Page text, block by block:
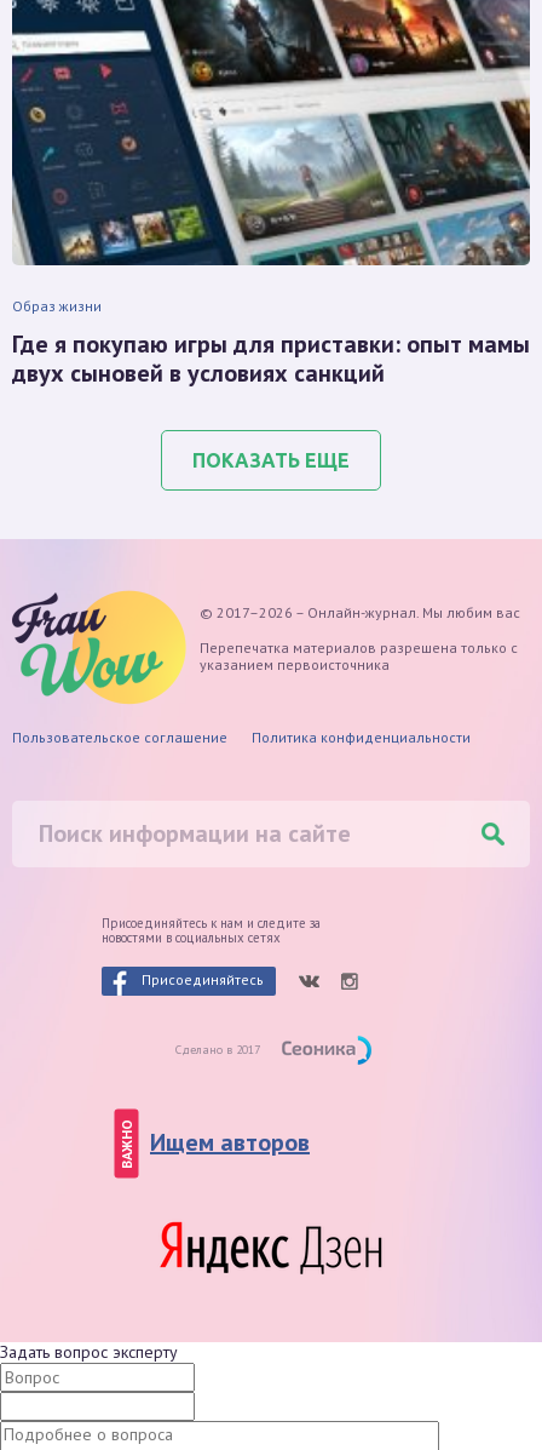
Образ жизни
Где я покупаю игры для приставки: опыт мамы
двух сыновей в условиях санкций
ПОКАЗАТЬ ЕЩЕ
© 2017–2026 – Онлайн-журнал. Мы любим вас
Перепечатка материалов разрешена только с
указанием первоисточника
Пользовательское соглашение Политика конфиденциальности
Присоединяйтесь к нам и следите за
новостями в социальных сетях
Присоединяйтесь
Сделано в 2017
ВАЖНО Ищем авторов
Задать вопрос эксперту